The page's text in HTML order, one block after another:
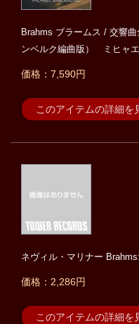
Brahms ブラームス / 交響
ンベルク編曲版） ミヒャ
価格：7,590円
このアイテムの詳細を
ネヴィル・マリナー
価格：2,286円
このアイテムの詳細を